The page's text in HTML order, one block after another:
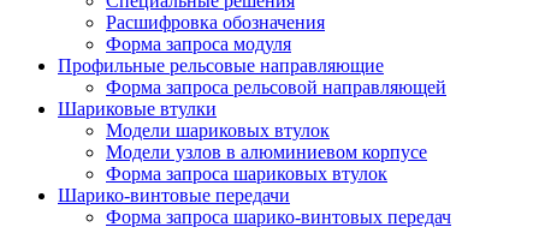
Расшифровка обозначения
Форма запроса модуля
Профильные рельсовые направляющие
Форма запроса рельсовой направляющей
Шариковые втулки
Модели шариковых втулок
Модели узлов в алюминиевом корпусе
Форма запроса шариковых втулок
Шарико-винтовые передачи
Форма запроса шарико-винтовых передач